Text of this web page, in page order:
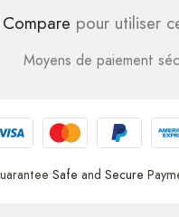
Compare pour utiliser
Moyens de paiement
Safe and Secure